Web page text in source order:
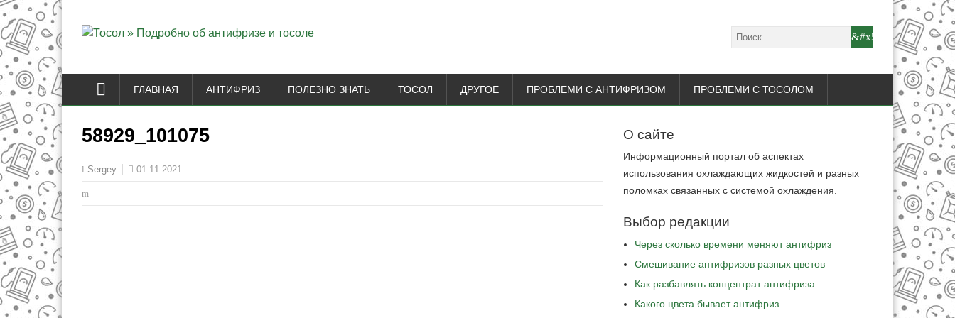
ГЛАВНАЯ АНТИФРИЗ ПОЛЕЗНО ЗНАТЬ ТОСОЛ ДРУГОЕ ПРОБЛЕМИ С АНТИФРИЗОМ ПРОБЛЕМИ С ТОСОЛОМ
58929_101075
Sergey 01.11.2021
О сайте
Информационный портал об аспектах
использования охлаждающих жидкостей и разных
поломках связанных с системой охлаждения.
Выбор редакции
Через сколько времени меняют антифриз
Cмешивание антифризов разных цветов
Как разбавлять концентрат антифриза
Какого цвета бывает антифриз